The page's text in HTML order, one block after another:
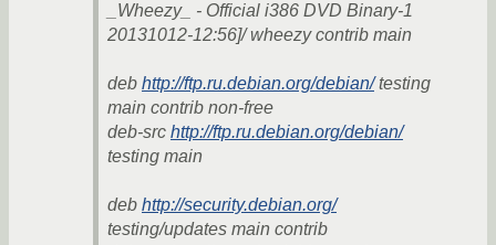
_Wheezy_ - Official i386 DVD Binary-1
20131012-12:56]/ wheezy contrib main
deb http://ftp.ru.debian.org/debian/testing
main contrib non-free
deb-src http://ftp.ru.debian.org/debian/
testing main
deb http://security.debian.org/
testing/updates main contrib